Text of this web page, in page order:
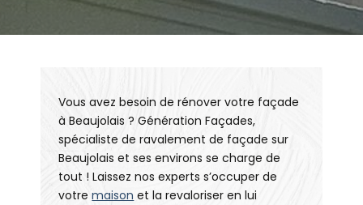
Vous avez besoin de rénover votre façade
à Beaujolais ? Génération Façades,
spécialiste de ravalement de façade sur
Beaujolais et ses environs se charge de
tout ! Laissez nos experts s’occuper de
votremaison et la revaloriser en lui